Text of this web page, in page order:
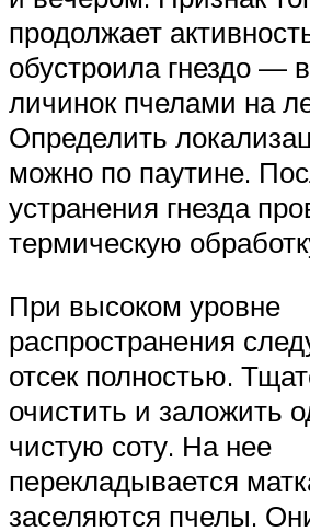
продолжает
обустроила гнездо —
личинок пчелами на
Определить
можно по паутине.
устранения гнезда
термическую
При высоком уровне
распространения
отсек полностью.
очистить и заложить
чистую соту. На нее
перекладывается
заселяются пчелы.